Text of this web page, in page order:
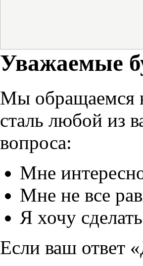
Уважаемые
Мы обращаемся
сталь любой из
вопроса:
Мне
Мне не все
Я хочу
Если ваш ответ